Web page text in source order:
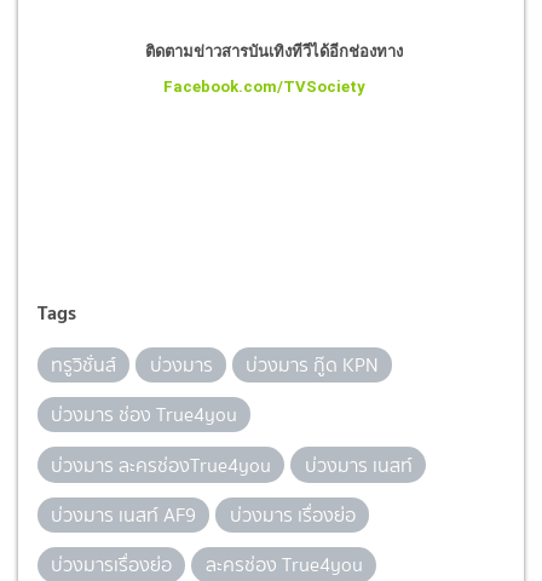
ติดตามข่าวสารบันเทิงทีวีได้อีกช่องทาง
Facebook.com/TVSociety
Tags
ทรูวิชั่นส์ บ่วงมาร
บ่วงมาร กู๊ด KPN
บ่วงมาร ช่อง True4you
บ่วงมาร ละครช่องTrue4you
บ่วงมาร เนสท์
บ่วงมาร เนสท์ AF9
บ่วงมาร เรื่องย่อ
บ่วงมารเรื่องย่อ
ละครช่อง True4you